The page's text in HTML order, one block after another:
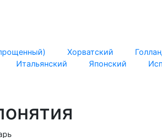
Хорватский
Итальянский Японский